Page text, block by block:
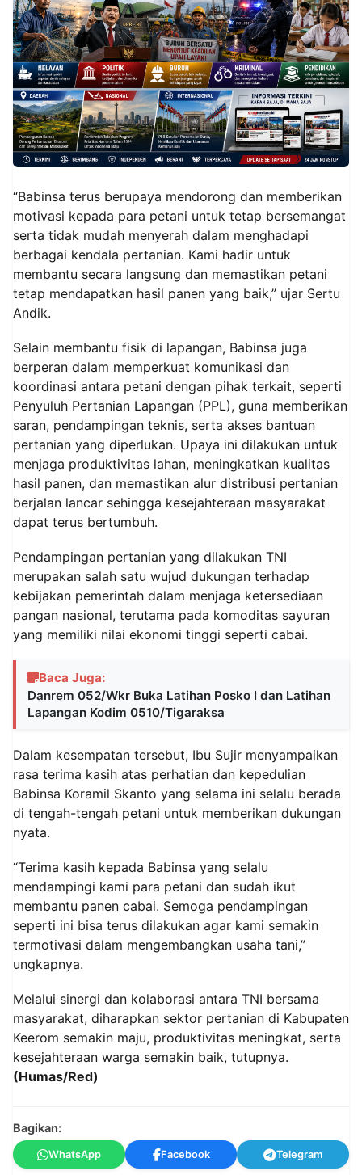
“Babinsa terus berupaya mendorong dan memberikan
motivasi kepada para petani untuk tetap bersemangat
serta tidak mudah menyerah dalam menghadapi
berbagai kendala pertanian. Kami hadir untuk
membantu secara langsung dan memastikan petani
tetap mendapatkan hasil panen yang baik,” ujar Sertu
Andik.
Selain membantu fisik di lapangan, Babinsa juga
berperan dalam memperkuat komunikasi dan
koordinasi antara petani dengan pihak terkait, seperti
Penyuluh Pertanian Lapangan (PPL), guna memberikan
saran, pendampingan teknis, serta akses bantuan
pertanian yang diperlukan. Upaya ini dilakukan untuk
menjaga produktivitas lahan, meningkatkan kualitas
hasil panen, dan memastikan alur distribusi pertanian
berjalan lancar sehingga kesejahteraan masyarakat
dapat terus bertumbuh.
Pendampingan pertanian yang dilakukan TNI
merupakan salah satu wujud dukungan terhadap
kebijakan pemerintah dalam menjaga ketersediaan
pangan nasional, terutama pada komoditas sayuran
yang memiliki nilai ekonomi tinggi seperti cabai.
Baca Juga:
Danrem 052/Wkr Buka Latihan Posko I dan Latihan
Lapangan Kodim 0510/Tigaraksa
Dalam kesempatan tersebut, Ibu Sujir menyampaikan
rasa terima kasih atas perhatian dan kepedulian
Babinsa Koramil Skanto yang selama ini selalu berada
di tengah-tengah petani untuk memberikan dukungan
nyata.
“Terima kasih kepada Babinsa yang selalu
mendampingi kami para petani dan sudah ikut
membantu panen cabai. Semoga pendampingan
seperti ini bisa terus dilakukan agar kami semakin
termotivasi dalam mengembangkan usaha tani,”
ungkapnya.
Melalui sinergi dan kolaborasi antara TNI bersama
masyarakat, diharapkan sektor pertanian di Kabupaten
Keerom semakin maju, produktivitas meningkat, serta
kesejahteraan warga semakin baik, tutupnya.
(Humas/Red)
Bagikan:
WhatsApp Facebook Telegram